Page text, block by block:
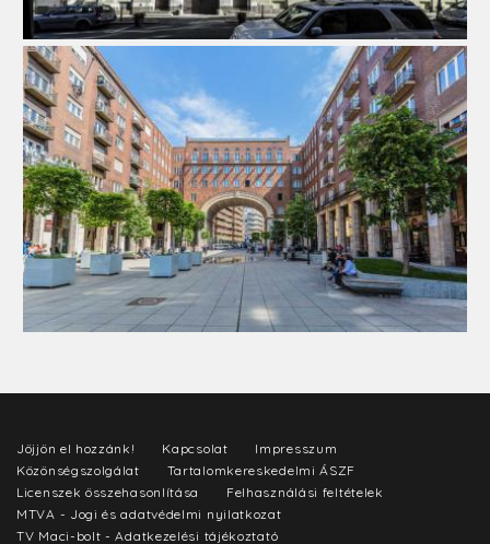
Jöjjön el hozzánk! Kapcsolat
Impresszum
Közönségszolgálat
Tartalomkereskedelmi ÁSZF
Licenszek összehasonlítása
Felhasználási feltételek
MTVA - Jogi és adatvédelmi nyilatkozat
TV Maci-bolt - Adatkezelési tájékoztató